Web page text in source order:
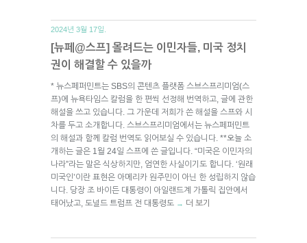
2024년 3월 17일.
[뉴페@스프] 몰려드는 이민자들, 미국 정치
권이 해결할 수 있을까
* 뉴스페퍼민트는 SBS의 콘텐츠 플랫폼 스브스프리미엄(스
프)에 뉴욕타임스 칼럼을 한 편씩 선정해 번역하고, 글에 관한
해설을 쓰고 있습니다. 그 가운데 저희가 쓴 해설을 스프와 시
차를 두고 소개합니다. 스브스프리미엄에서는 뉴스페퍼민트
의 해설과 함께 칼럼 번역도 읽어보실 수 있습니다. **오늘 소
개하는 글은 1월 24일 스프에 쓴 글입니다. “미국은 이민자의
나라”라는 말은 식상하지만, 엄연한 사실이기도 합니다. ‘원래
미국인’이란 표현은 아메리카 원주민이 아닌 한 성립하지 않습
니다. 당장 조 바이든 대통령이 아일랜드계 가톨릭 집안에서
태어났고, 도널드 트럼프 전 대통령도 → 더 보기